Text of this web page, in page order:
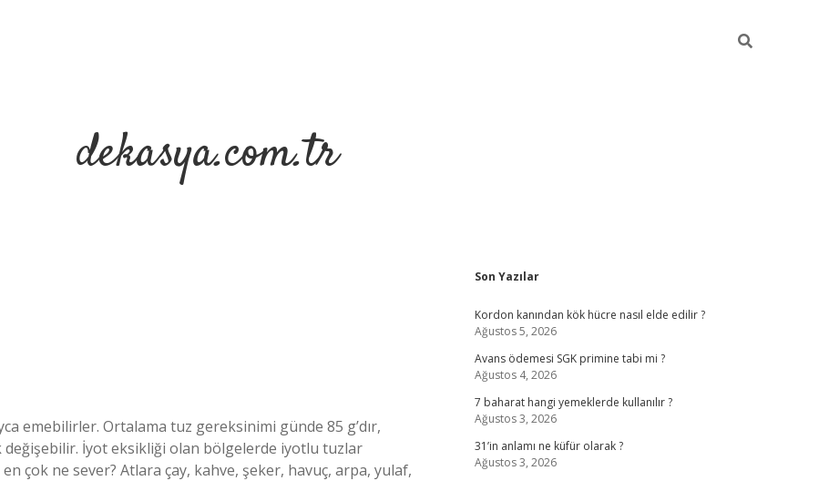
dekasya.com.tr
emebilirler. Ortalama tuz gereksinimi günde 85 g’dır,
değişebilir. İyot eksikliği olan bölgelerde iyotlu tuzlar
çok ne sever? Atlara çay, kahve, şeker, havuç, arpa, yulaf,
Sidebar
Son Yazılar
Kordon kanından kök hücre nasıl elde edilir ?
Ağustos 5, 2026
Avans ödemesi SGK primine tabi mi ?
Ağustos 4, 2026
7 baharat hangi yemeklerde kullanılır ?
Ağustos 3, 2026
31’in anlamı ne küfür olarak ?
Ağustos 3, 2026
betexper giriş